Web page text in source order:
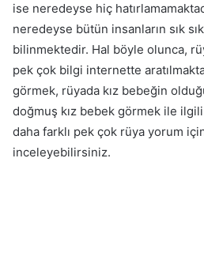
ise neredeyse hiç
neredeyse bütün insanların sık
bilinmektedir. Hal böyle olunca,
pek çok bilgi internette
görmek, rüyada kız bebeğin
doğmuş kız bebek görmek ile ilgili
daha farklı pek çok rüya yorum
inceleyebilirsiniz.